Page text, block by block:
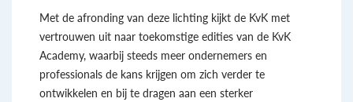
Met de afronding van deze lichting kijkt de KvK met
vertrouwen uit naar toekomstige edities van de KvK
Academy, waarbij steeds meer ondernemers en
professionals de kans krijgen om zich verder te
ontwikkelen en bij te dragen aan een sterker